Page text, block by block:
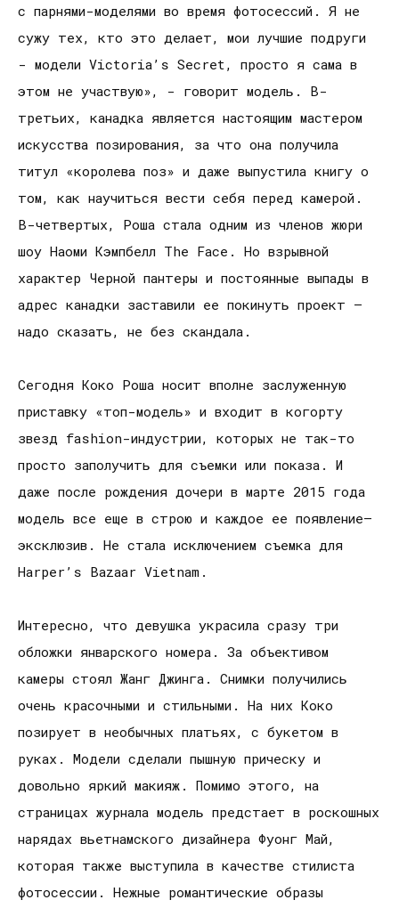
с парнями-моделями во время фотосессий. Я не
сужу тех, кто это делает, мои лучшие подруги
- модели Victoria’s Secret, просто я сама в
этом не участвую», - говорит модель. В-
третьих, канадка является настоящим мастером
искусства позирования, за что она получила
титул «королева поз» и даже выпустила книгу о
том, как научиться вести себя перед камерой.
В-четвертых, Роша стала одним из членов жюри
шоу Наоми Кэмпбелл The Face. Но взрывной
характер Черной пантеры и постоянные выпады в
адрес канадки заставили ее покинуть проект –
надо сказать, не без скандала.
Сегодня Коко Роша носит вполне заслуженную
приставку «топ-модель» и входит в когорту
звезд fashion-индустрии, которых не так-то
просто заполучить для съемки или показа. И
даже после рождения дочери в марте 2015 года
модель все еще в строю и каждое ее появление–
эксклюзив. Не стала исключением съемка для
Harper’s Bazaar Vietnam.
Интересно, что девушка украсила сразу три
обложки январского номера. За объективом
камеры стоял Жанг Джинга. Снимки получились
очень красочными и стильными. На них Коко
позирует в необычных платьях, с букетом в
руках. Модели сделали пышную прическу и
довольно яркий макияж. Помимо этого, на
страницах журнала модель предстает в роскошных
нарядах вьетнамского дизайнера Фуонг Май,
которая также выступила в качестве стилиста
фотосессии. Нежные романтические образы